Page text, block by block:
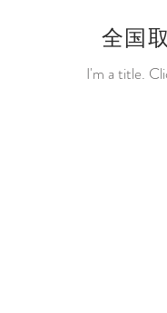
全国
I'm a title.